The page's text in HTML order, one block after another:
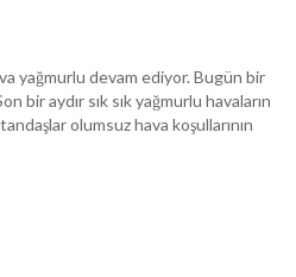
yağmurlu devam ediyor. Bugün bir
bir aydır sık sık yağmurlu havaların
olumsuz hava koşullarının